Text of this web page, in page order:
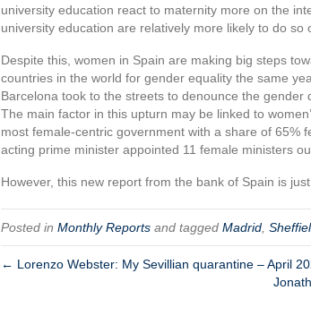
university education react to maternity more on the
university education are relatively more likely to do so
Despite this, women in Spain are making big steps
countries in the world for gender equality the same
Barcelona took to the streets to denounce the gender
The main factor in this upturn may be linked to
most female-centric government with a share of 65%
acting prime minister appointed 11 female ministers
However, this new report from the bank of Spain is
Posted in Monthly Reports and tagged Madrid
← Lorenzo Webster: My Sevillian quarantine – April